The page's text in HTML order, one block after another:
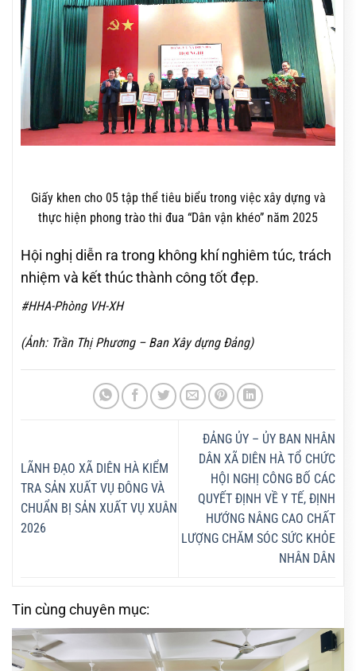
Giấy khen cho 05 tập thể tiêu biểu trong việc xây dựng và
thực hiện phong trào thi đua “Dân vận khéo” năm 2025
Hội nghị diễn ra trong không khí nghiêm túc, trách
nhiệm và kết thúc thành công tốt đẹp.
#HHA-Phòng VH-XH
(Ảnh: Trần Thị Phương – Ban Xây dựng Đảng)
LÃNH ĐẠO XÃ DIÊN HÀ KIỂM
TRA SẢN XUẤT VỤ ĐÔNG VÀ
CHUẨN BỊ SẢN XUẤT VỤ XUÂN
2026
ĐẢNG ỦY – ỦY BAN NHÂN
DÂN XÃ DIÊN HÀ TỔ CHỨC
HỘI NGHỊ CÔNG BỐ CÁC
QUYẾT ĐỊNH VỀ Y TẾ, ĐỊNH
HƯỚNG NÂNG CAO CHẤT
LƯỢNG CHĂM SÓC SỨC KHỎE
NHÂN DÂN
Tin cùng chuyên mục: